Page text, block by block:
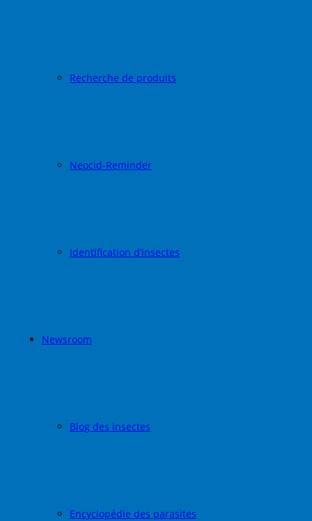
Recherche de produits
Neocid-Reminder
Identification d’insectes
Newsroom
Blog des insectes
Encyclopédie des parasites